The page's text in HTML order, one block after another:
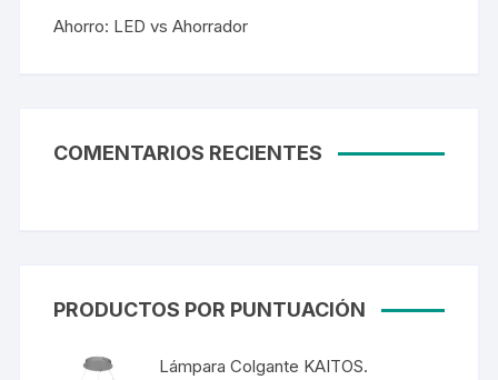
Ahorro: LED vs Ahorrador
COMENTARIOS RECIENTES
PRODUCTOS POR PUNTUACIÓN
Lámpara Colgante KAITOS.